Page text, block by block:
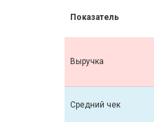
Показатель
Выручка
Средний чек